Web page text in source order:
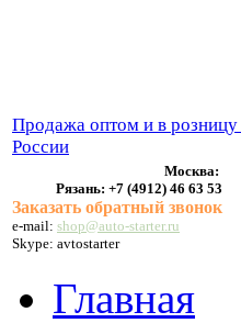
Продажа оптом и в розницу
России
Москва:
Рязань: +7 (4912) 46 63 53
Заказать обратный звонок
e-mail: shop@auto-starter.ru
Skype: avtostarter
Главная